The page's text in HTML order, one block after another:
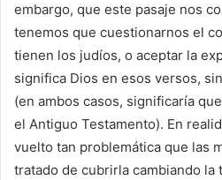
embargo, que este pasaje nos
tenemos que cuestionarnos el
tienen los judíos, o aceptar la
significa Dios en esos versos,
(en ambos casos, significaría
el Antiguo Testamento). En
vuelto tan problemática que las
tratado de cubrirla cambiando la